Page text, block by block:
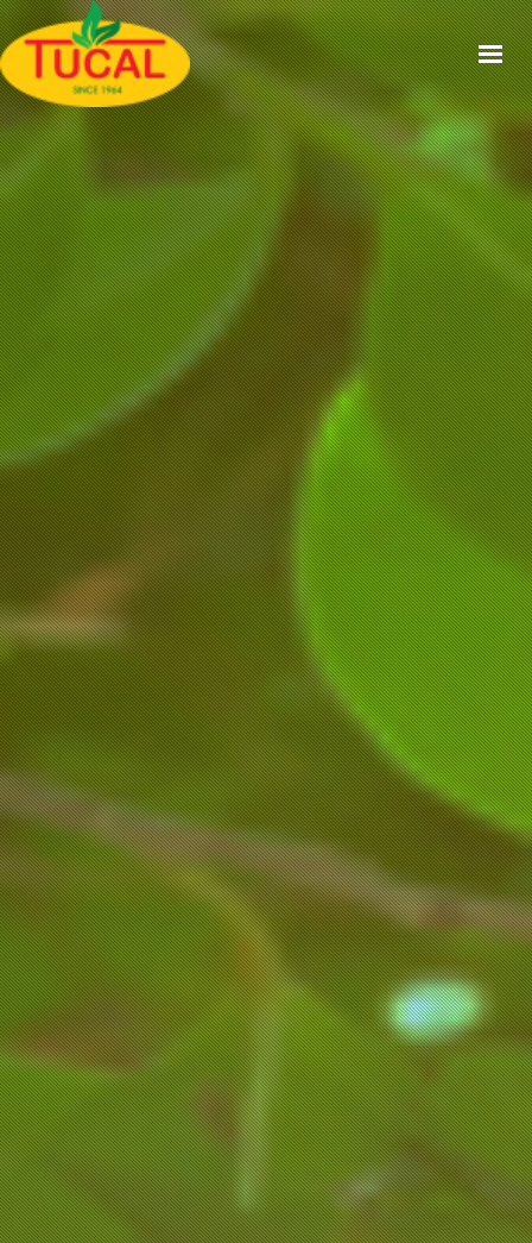
ACCUEIL
À PROPOS
GAMMES
CERTIFICATIONS
RECETTES
ACTUALITÉS
CONTACT
EN